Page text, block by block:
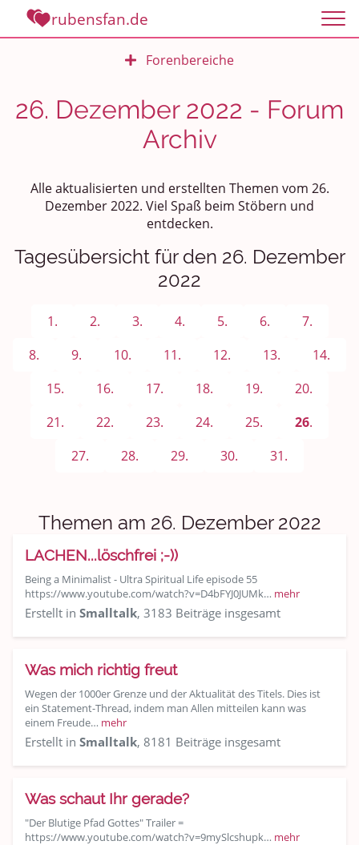
rubensfan.de
Forenbereiche
Rundum Leben
Politik und Weltgeschehen
Persönliches
Treffen und Stammtische
Gesundheit & Wellness
Sport & Freizeit
Shopping und Bekleidung
Anregungen und Support
Spiel, Spaß und Sinnlosigkeit
Gewicht reduzieren
Archiv
26. Dezember 2022 - Forum
Archiv
Alle aktualisierten und erstellten Themen vom 26.
Dezember 2022. Viel Spaß beim Stöbern und
entdecken.
Tagesübersicht für den 26. Dezember
2022
1. 2. 3. 4. 5. 6.
7.
8.
9. 10. 11. 12. 13.
14.
15.
16. 17. 18. 19.
20.
21.
22. 23. 24. 25. 26.
27.
28. 29. 30. 31.
Themen am 26. Dezember 2022
LACHEN...löschfrei ;-))
Being a Minimalist - Ultra Spiritual Life episode 55
https://www.youtube.com/watch?v=D4bFYJ0JUMk… mehr
Erstellt in Smalltalk, 3183 Beiträge insgesamt
Was mich richtig freut
Wegen der 1000er Grenze und der Aktualität des Titels. Dies ist
ein Statement-Thread, indem man Allen mitteilen kann was
einem Freude… mehr
Erstellt in Smalltalk, 8181 Beiträge insgesamt
Was schaut Ihr gerade?
"Der Blutige Pfad Gottes" Trailer =
https://www.youtube.com/watch?v=9mySlcshupk… mehr